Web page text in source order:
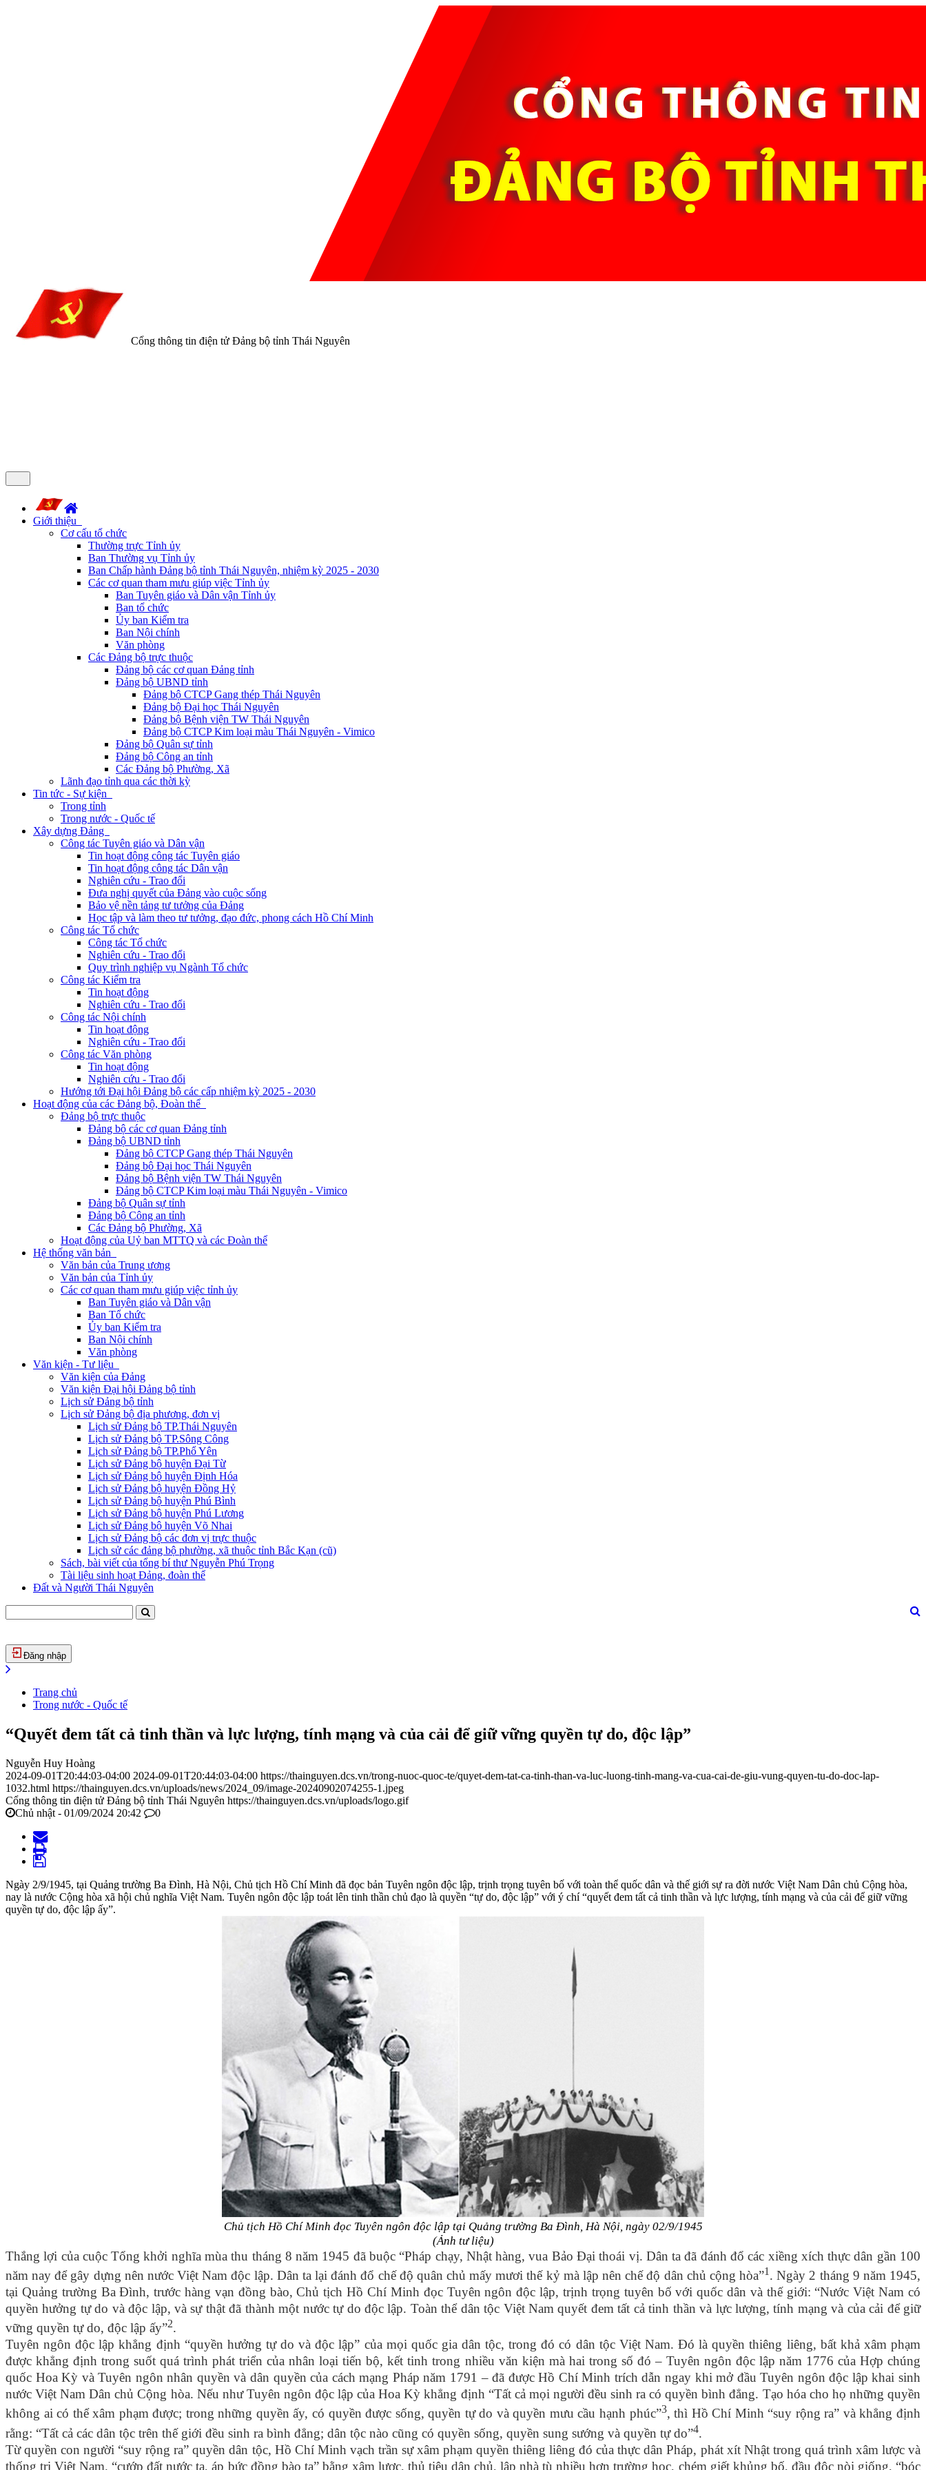
Cổng thông tin điện tử Đảng bộ tỉnh Thái Nguyên
Giới thiệu
Cơ cấu tổ chức
Thường trực Tỉnh ủy
Ban Thường vụ Tỉnh ủy
Ban Chấp hành Đảng bộ tỉnh Thái Nguyên, nhiệm kỳ 2025 - 2030
Các cơ quan tham mưu giúp việc Tỉnh ủy
Ban Tuyên giáo và Dân vận Tỉnh ủy
Ban tổ chức
Ủy ban Kiểm tra
Ban Nội chính
Văn phòng
Các Đảng bộ trực thuộc
Đảng bộ các cơ quan Đảng tỉnh
Đảng bộ UBND tỉnh
Đảng bộ CTCP Gang thép Thái Nguyên
Đảng bộ Đại học Thái Nguyên
Đảng bộ Bệnh viện TW Thái Nguyên
Đảng bộ CTCP Kim loại màu Thái Nguyên - Vimico
Đảng bộ Quân sự tỉnh
Đảng bộ Công an tỉnh
Các Đảng bộ Phường, Xã
Lãnh đạo tỉnh qua các thời kỳ
Tin tức - Sự kiện
Trong tỉnh
Trong nước - Quốc tế
Xây dựng Đảng
Công tác Tuyên giáo và Dân vận
Tin hoạt động công tác Tuyên giáo
Tin hoạt động công tác Dân vận
Nghiên cứu - Trao đổi
Đưa nghị quyết của Đảng vào cuộc sống
Bảo vệ nền tảng tư tưởng của Đảng
Học tập và làm theo tư tưởng, đạo đức, phong cách Hồ Chí Minh
Công tác Tổ chức
Công tác Tổ chức
Nghiên cứu - Trao đổi
Quy trình nghiệp vụ Ngành Tổ chức
Công tác Kiểm tra
Tin hoạt động
Nghiên cứu - Trao đổi
Công tác Nội chính
Tin hoạt động
Nghiên cứu - Trao đổi
Công tác Văn phòng
Tin hoạt động
Nghiên cứu - Trao đổi
Hướng tới Đại hội Đảng bộ các cấp nhiệm kỳ 2025 - 2030
Hoạt động của các Đảng bộ, Đoàn thể
Đảng bộ trực thuộc
Đảng bộ các cơ quan Đảng tỉnh
Đảng bộ UBND tỉnh
Đảng bộ CTCP Gang thép Thái Nguyên
Đảng bộ Đại học Thái Nguyên
Đảng bộ Bệnh viện TW Thái Nguyên
Đảng bộ CTCP Kim loại màu Thái Nguyên - Vimico
Đảng bộ Quân sự tỉnh
Đảng bộ Công an tỉnh
Các Đảng bộ Phường, Xã
Hoạt động của Uỷ ban MTTQ và các Đoàn thể
Hệ thống văn bản
Văn bản của Trung ương
Văn bản của Tỉnh ủy
Các cơ quan tham mưu giúp việc tỉnh ủy
Ban Tuyên giáo và Dân vận
Ban Tổ chức
Ủy ban Kiểm tra
Ban Nội chính
Văn phòng
Văn kiện - Tư liệu
Văn kiện của Đảng
Văn kiện Đại hội Đảng bộ tỉnh
Lịch sử Đảng bộ tỉnh
Lịch sử Đảng bộ địa phương, đơn vị
Lịch sử Đảng bộ TP.Thái Nguyên
Lịch sử Đảng bộ TP.Sông Công
Lịch sử Đảng bộ TP.Phổ Yên
Lịch sử Đảng bộ huyện Đại Từ
Lịch sử Đảng bộ huyện Định Hóa
Lịch sử Đảng bộ huyện Đồng Hỷ
Lịch sử Đảng bộ huyện Phú Bình
Lịch sử Đảng bộ huyện Phú Lương
Lịch sử Đảng bộ huyện Võ Nhai
Lịch sử Đảng bộ các đơn vị trực thuộc
Lịch sử các đảng bộ phường, xã thuộc tỉnh Bắc Kạn (cũ)
Sách, bài viết của tổng bí thư Nguyễn Phú Trọng
Tài liệu sinh hoạt Đảng, đoàn thể
Đất và Người Thái Nguyên
Đăng nhập
Trang chủ
Trong nước - Quốc tế
“Quyết đem tất cả tinh thần và lực lượng, tính mạng và của cải để giữ vững quyền tự do, độc lập”
Nguyễn Huy Hoàng
2024-09-01T20:44:03-04:00 2024-09-01T20:44:03-04:00 https://thainguyen.dcs.vn/trong-nuoc-quoc-te/quyet-dem-tat-ca-tinh-than-va-luc-luong-tinh-mang-va-cua-cai-de-giu-vung-quyen-tu-do-doc-lap-
1032.html https://thainguyen.dcs.vn/uploads/news/2024_09/image-20240902074255-1.jpeg
Cổng thông tin điện tử Đảng bộ tỉnh Thái Nguyên https://thainguyen.dcs.vn/uploads/logo.gif
Chủ nhật - 01/09/2024 20:42
0
Ngày 2/9/1945, tại Quảng trường Ba Đình, Hà Nội, Chủ tịch Hồ Chí Minh đã đọc bản Tuyên ngôn độc lập, trịnh trọng tuyên bố với toàn thể quốc dân và thế giới sự ra đời nước Việt Nam Dân chủ Cộng hòa,
nay là nước Cộng hòa xã hội chủ nghĩa Việt Nam. Tuyên ngôn độc lập toát lên tinh thần chủ đạo là quyền “tự do, độc lập” với ý chí “quyết đem tất cả tinh thần và lực lượng, tính mạng và của cải để giữ vững
quyền tự do, độc lập ấy”.
Chủ tịch Hồ Chí Minh đọc Tuyên ngôn độc lập tại Quảng trường Ba Đình, Hà Nội, ngày 02/9/1945
(Ảnh tư liệu)
Thắng lợi của cuộc Tổng khởi nghĩa mùa thu tháng 8 năm 1945 đã buộc “Pháp chạy, Nhật hàng, vua Bảo Đại thoái vị. Dân ta đã đánh đổ các xiềng xích thực dân gần 100
năm nay để gây dựng nên nước Việt Nam độc lập. Dân ta lại đánh đổ chế độ quân chủ mấy mươi thế kỷ mà lập nên chế độ dân chủ cộng hòa”1 . Ngày 2 tháng 9 năm 1945,
tại Quảng trường Ba Đình, trước hàng vạn đồng bào, Chủ tịch Hồ Chí Minh đọc Tuyên ngôn độc lập, trịnh trọng tuyên bố với quốc dân và thế giới: “Nước Việt Nam có
quyền hưởng tự do và độc lập, và sự thật đã thành một nước tự do độc lập. Toàn thể dân tộc Việt Nam quyết đem tất cả tinh thần và lực lượng, tính mạng và của cải để giữ
vững quyền tự do, độc lập ấy”2.
Tuyên ngôn độc lập khẳng định “quyền hưởng tự do và độc lập” của mọi quốc gia dân tộc, trong đó có dân tộc Việt Nam. Đó là quyền thiêng liêng, bất khả xâm phạm
được khẳng định trong suốt quá trình phát triển của nhân loại tiến bộ, kết tinh trong nhiều văn kiện mà hai trong số đó – Tuyên ngôn độc lập năm 1776 của Hợp chúng
quốc Hoa Kỳ và Tuyên ngôn nhân quyền và dân quyền của cách mạng Pháp năm 1791 – đã được Hồ Chí Minh trích dẫn ngay khi mở đầu Tuyên ngôn độc lập khai sinh
nước Việt Nam Dân chủ Cộng hòa. Nếu như Tuyên ngôn độc lập của Hoa Kỳ khẳng định “Tất cả mọi người đều sinh ra có quyền bình đẳng. Tạo hóa cho họ những quyền
không ai có thể xâm phạm được; trong những quyền ấy, có quyền được sống, quyền tự do và quyền mưu cầu hạnh phúc”3, thì Hồ Chí Minh “suy rộng ra” và khẳng định
rằng: “Tất cả các dân tộc trên thế giới đều sinh ra bình đẳng; dân tộc nào cũng có quyền sống, quyền sung sướng và quyền tự do”4.
Từ quyền con người “suy rộng ra” quyền dân tộc, Hồ Chí Minh vạch trần sự xâm phạm quyền thiêng liêng đó của thực dân Pháp, phát xít Nhật trong quá trình xâm lược và
thống trị Việt Nam. “cướp đất nước ta, áp bức đồng bào ta” bằng xâm lược, thủ tiêu dân chủ, lập nhà tù nhiều hơn trường học, chém giết khủng bố, đầu độc nòi giống, “bóc